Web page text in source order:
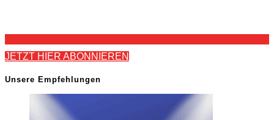
JETZT HIER ABONNIEREN
Unsere Empfehlungen